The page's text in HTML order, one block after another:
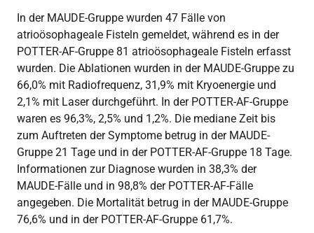
In der MAUDE-Gruppe wurden 47 Fälle von
atrioösophageale Fisteln gemeldet, während es in der
POTTER-AF-Gruppe 81 atrioösophageale Fisteln erfasst
wurden. Die Ablationen wurden in der MAUDE-Gruppe zu
66,0% mit Radiofrequenz, 31,9% mit Kryoenergie und
2,1% mit Laser durchgeführt. In der POTTER-AF-Gruppe
waren es 96,3%, 2,5% und 1,2%. Die mediane Zeit bis
zum Auftreten der Symptome betrug in der MAUDE-
Gruppe 21 Tage und in der POTTER-AF-Gruppe 18 Tage.
Informationen zur Diagnose wurden in 38,3% der
MAUDE-Fälle und in 98,8% der POTTER-AF-Fälle
angegeben. Die Mortalität betrug in der MAUDE-Gruppe
76,6% und in der POTTER-AF-Gruppe 61,7%.